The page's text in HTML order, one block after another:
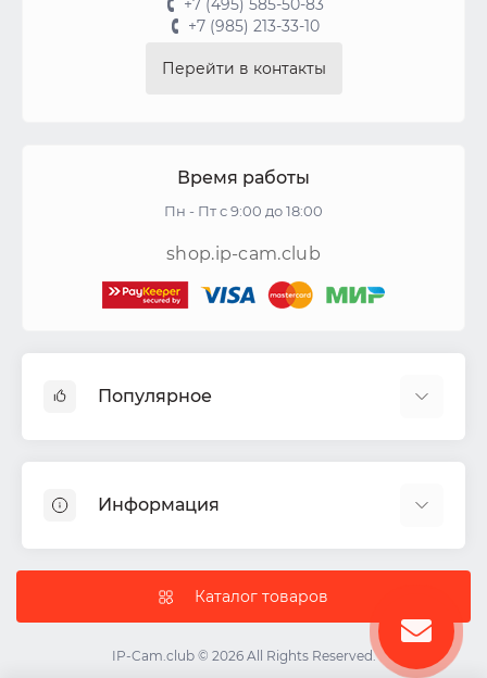
+7 (495) 585-50-83
+7 (985) 213-33-10
Перейти в контакты
Время работы
Пн - Пт с 9:00 до 18:00
shop.ip-cam.club
Популярное
Акустические системы
СКУД
Комплекты ИБП
Информация
Политика Безопасности
Условия соглашения
Каталог товаров
IP-Cam.club © 2026 All Rights Reserved.